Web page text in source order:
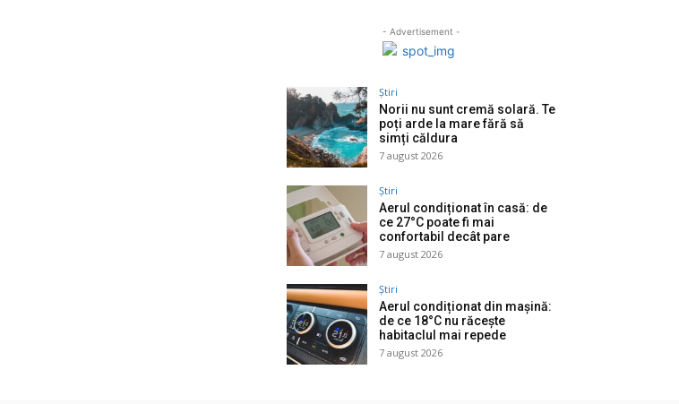
- Advertisement -
Știri
Norii nu sunt cremă solară. Te
poți arde la mare fără să
simți căldura
7 august 2026
Știri
Aerul condiționat în casă: de
ce 27°C poate fi mai
confortabil decât pare
7 august 2026
Știri
Aerul condiționat din mașină:
de ce 18°C nu răcește
habitaclul mai repede
7 august 2026